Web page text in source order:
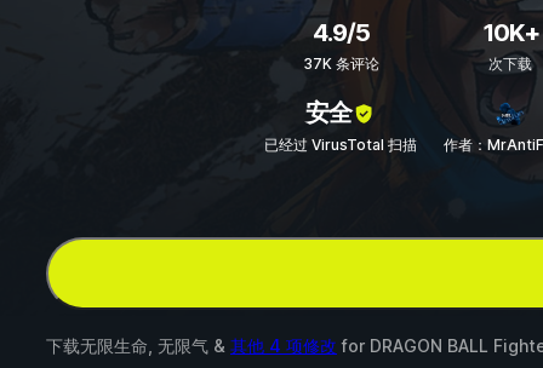
4.9/5
37K 条评论
10K+
次下载
安全
已经过 VirusTotal 扫描 作者：
下载无限生命, 无限气 & 其他 4 项修改 for DRAGON BALL